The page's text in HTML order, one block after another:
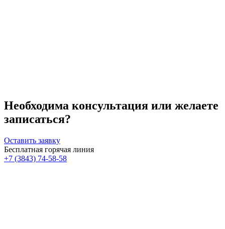
Необходима консультация или желаете
записаться?
Оставить заявку
Бесплатная горячая линия
+7 (3843) 74-58-58